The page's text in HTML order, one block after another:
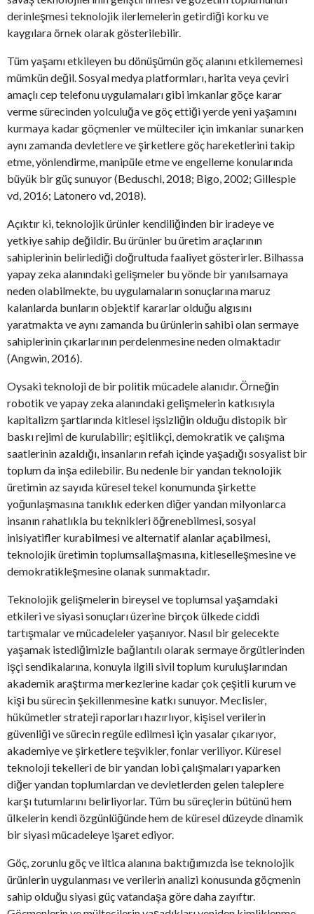
derinleşmesi teknolojik ilerlemelerin getirdiği korku ve
kaygılara örnek olarak gösterilebilir.
Tüm yaşamı etkileyen bu dönüşümün göç alanını etkilememesi
mümkün değil. Sosyal medya platformları, harita veya çeviri
amaçlı cep telefonu uygulamaları gibi imkanlar göçe karar
verme sürecinden yolculuğa ve göç ettiği yerde yeni yaşamını
kurmaya kadar göçmenler ve mülteciler için imkanlar sunarken
aynı zamanda devletlere ve şirketlere göç hareketlerini takip
etme, yönlendirme, manipüle etme ve engelleme konularında
büyük bir güç sunuyor (Beduschi, 2018; Bigo, 2002; Gillespie
vd, 2016; Latonero vd, 2018).
Açıktır ki, teknolojik ürünler kendiliğinden bir iradeye ve
yetkiye sahip değildir. Bu ürünler bu üretim araçlarının
sahiplerinin belirlediği doğrultuda faaliyet gösterirler. Bilhassa
yapay zeka alanındaki gelişmeler bu yönde bir yanılsamaya
neden olabilmekte, bu uygulamaların sonuçlarına maruz
kalanlarda bunların objektif kararlar olduğu algısını
yaratmakta ve aynı zamanda bu ürünlerin sahibi olan sermaye
sahiplerinin çıkarlarının perdelenmesine neden olmaktadır
(Angwin, 2016).
Oysaki teknoloji de bir politik mücadele alanıdır. Örneğin
robotik ve yapay zeka alanındaki gelişmelerin katkısıyla
kapitalizm şartlarında kitlesel işsizliğin olduğu distopik bir
baskı rejimi de kurulabilir; eşitlikçi, demokratik ve çalışma
saatlerinin azaldığı, insanların refah içinde yaşadığı sosyalist bir
toplum da inşa edilebilir. Bu nedenle bir yandan teknolojik
üretimin az sayıda küresel tekel konumunda şirkette
yoğunlaşmasına tanıklık ederken diğer yandan milyonlarca
insanın rahatlıkla bu teknikleri öğrenebilmesi, sosyal
inisiyatifler kurabilmesi ve alternatif alanlar açabilmesi,
teknolojik üretimin toplumsallaşmasına, kitleselleşmesine ve
demokratikleşmesine olanak sunmaktadır.
Teknolojik gelişmelerin bireysel ve toplumsal yaşamdaki
etkileri ve siyasi sonuçları üzerine birçok ülkede ciddi
tartışmalar ve mücadeleler yaşanıyor. Nasıl bir gelecekte
yaşamak istediğimizle bağlantılı olarak sermaye örgütlerinden
işçi sendikalarına, konuyla ilgili sivil toplum kuruluşlarından
akademik araştırma merkezlerine kadar çok çeşitli kurum ve
kişi bu sürecin şekillenmesine katkı sunuyor. Meclisler,
hükümetler strateji raporları hazırlıyor, kişisel verilerin
güvenliği ve sürecin regüle edilmesi için yasalar çıkarıyor,
akademiye ve şirketlere teşvikler, fonlar veriliyor. Küresel
teknoloji tekelleri de bir yandan lobi çalışmaları yaparken
diğer yandan toplumlardan ve devletlerden gelen taleplere
karşı tutumlarını belirliyorlar. Tüm bu süreçlerin bütünü hem
ülkelerin kendi özgünlüğünde hem de küresel düzeyde dinamik
bir siyasi mücadeleye işaret ediyor.
Göç, zorunlu göç ve iltica alanına baktığımızda ise teknolojik
ürünlerin uygulanması ve verilerin analizi konusunda göçmenin
sahip olduğu siyasi güç vatandaşa göre daha zayıftır.